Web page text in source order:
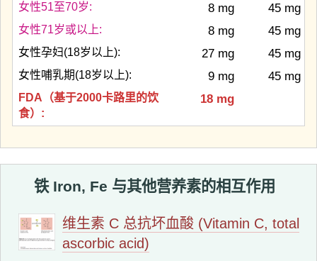
女性51至70岁: 8 mg 45 mg
女性71岁或以上: 8 mg 45 mg
女性孕妇(18岁以上): 27 mg 45 mg
女性哺乳期(18岁以上): 9 mg 45 mg
FDA（基于2000卡路里的饮
食）:
18 mg
铁 Iron, Fe 与其他营养素的相互作用
维生素 C 总抗坏血酸 (Vitamin C, total
ascorbic acid)